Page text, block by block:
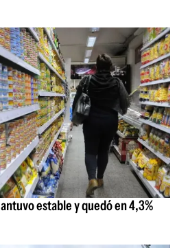
estable y quedó en 4,3%